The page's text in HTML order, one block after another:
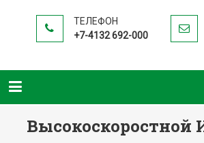
ТЕЛЕФОН
+7-4132 692-000
Высокоскоростной